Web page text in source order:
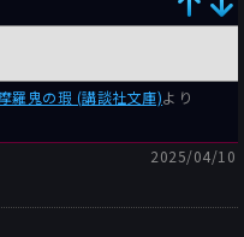
羅鬼の瑕 (講談社文庫)より
2025/04/10